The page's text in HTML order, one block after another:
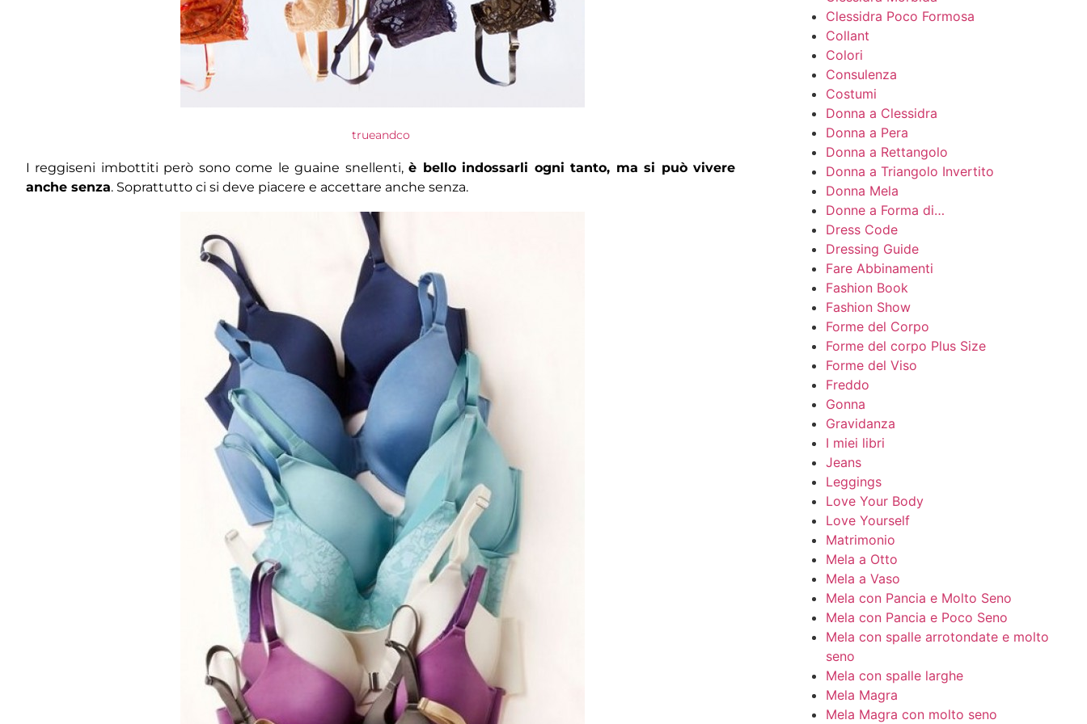
trueandco
I reggiseni imbottiti però sono come le guaine snellenti,è bello indossarli ogni tanto, ma si può vivere
anche senza. Soprattutto ci si deve piacere e accettare anche senza.
Clessidra Poco Formosa
Collant
Colori
Consulenza
Costumi
Donna a Clessidra
Donna a Pera
Donna a Rettangolo
Donna a Triangolo Invertito
Donna Mela
Donne a Forma di…
Dress Code
Dressing Guide
Fare Abbinamenti
Fashion Book
Fashion Show
Forme del Corpo
Forme del corpo Plus Size
Forme del Viso
Freddo
Gonna
Gravidanza
I miei libri
Jeans
Leggings
Love Your Body
Love Yourself
Matrimonio
Mela a Otto
Mela a Vaso
Mela con Pancia e Molto Seno
Mela con Pancia e Poco Seno
Mela con spalle arrotondate e molto
seno
Mela con spalle larghe
Mela Magra
Mela Magra con molto seno